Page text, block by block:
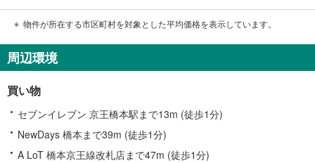
物件が所在する市区町村を対象とした平均価格を表示しています。
周辺環境
買い物
セブンイレブン 京王橋本駅まで13m (徒歩1分)
NewDays 橋本まで39m (徒歩1分)
A LoT 橋本京王線改札店まで47m (徒歩1分)